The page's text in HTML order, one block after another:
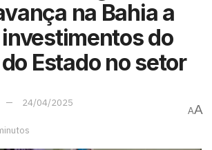
na Bahia a
do
Estado no setor
24/04/2025
AA